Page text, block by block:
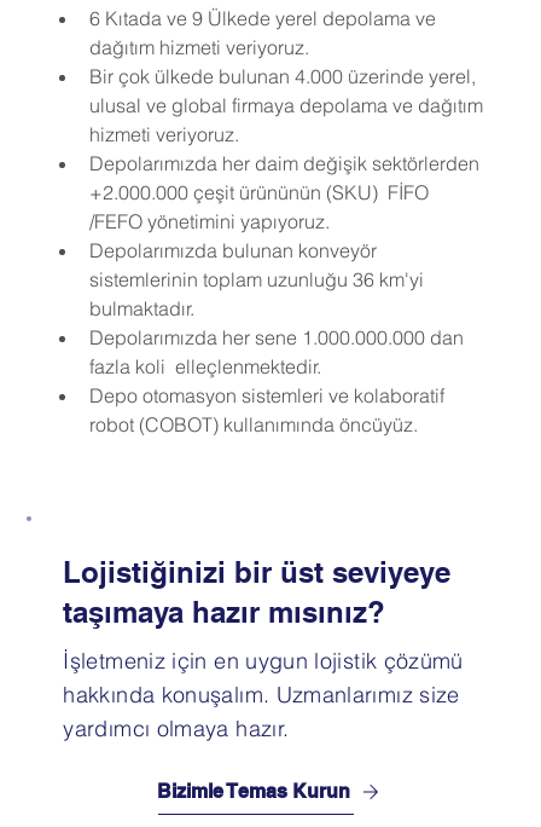
6 Kıtada ve 9 Ülkede yerel depolama ve
dağıtım hizmeti veriyoruz.
Bir çok ülkede bulunan 4.000 üzerinde yerel,
ulusal ve global firmaya depolama ve dağıtım
hizmeti veriyoruz.
Depolarımızda her daim değişik sektörlerden
+2.000.000 çeşit ürününün (SKU)  FİFO
/FEFO yönetimini yapıyoruz.
Depolarımızda bulunan konveyör
sistemlerinin toplam uzunluğu 36 km'yi
bulmaktadır.
Depolarımızda her sene 1.000.000.000 dan
fazla koli  elleçlenmektedir.
Depo otomasyon sistemleri ve kolaboratif
robot (COBOT) kullanımında öncüyüz.
Lojistiğinizi bir üst seviyeye
taşımaya hazır mısınız?
İşletmeniz için en uygun lojistik çözümü
hakkında konuşalım. Uzmanlarımız size
yardımcı olmaya hazır.
Bizimle Temas Kurun